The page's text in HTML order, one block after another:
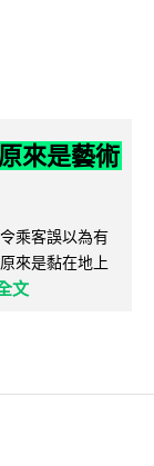
來是藝術
乘客誤以為有
來是黏在地上
文